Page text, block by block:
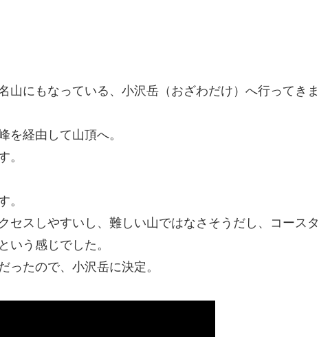
山にもなっている、小沢岳（おざわだけ）へ行ってきま
を経由して山頂へ。
。
。
セスしやすいし、難しい山ではなさそうだし、コースタ
いう感じでした。
ったので、小沢岳に決定。